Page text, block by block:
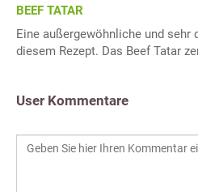
BEEF TATAR
Eine außergewöhnliche und
diesem Rezept. Das Beef Tatar
User Kommentare